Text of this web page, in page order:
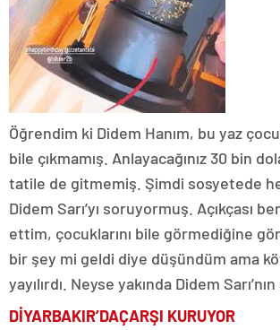
Öğrendim ki Didem Hanım, bu yaz
bile çıkmamış. Anlayacağınız 30 bin
tatile de gitmemiş. Şimdi sosyetede
Didem Sarı’yı soruyormuş. Açıkçası
ettim, çocuklarını bile görmediğine
bir şey mi geldi diye düşündüm ama
yayılırdı. Neyse yakında Didem
DİYARBAKIR’DAÇARŞI KURUYOR